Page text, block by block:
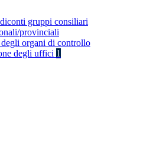
gruppi consiliari
provinciali
organi di controllo
degli uffici 1